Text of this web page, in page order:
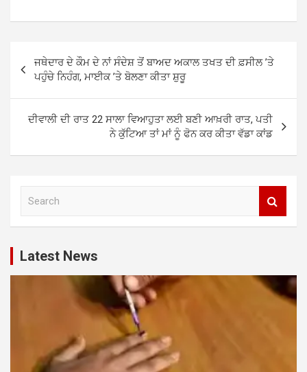
Post
navigation
ਜਥੇਦਾਰ ਦੇ ਕੌਮ ਦੇ ਨਾਂ ਸੰਦੇਸ਼ ਤੋਂ ਬਾਅਦ ਅਕਾਲ ਤਖਤ ਦੀ ਫ਼ਸੀਲ ’ਤੇ
ਪਹੁੰਚੇ ਨਿਹੰਗ, ਮਾਈਕ ’ਤੇ ਬੋਲਣਾ ਕੀਤਾ ਸ਼ੁਰੂ
ਦੀਵਾਲੀ ਦੀ ਰਾਤ 22 ਸਾਲਾ ਵਿਆਹੁਤਾ ਲਈ ਬਣੀ ਆਖ਼ਰੀ ਰਾਤ, ਪਤੀ
ਨੇ ਕੁੱਟਿਆ ਤਾਂ ਮਾਂ ਨੂੰ ਫੋਨ ਕਰ ਕੀਤਾ ਵੱਡਾ ਕਾਂਡ
c
h
Latest News